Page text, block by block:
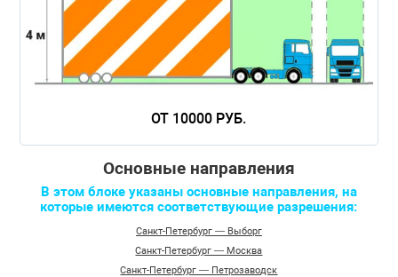
ОТ 10000 РУБ.
Основные направления
В этом блоке указаны основные направления, на
которые имеются соответствующие разрешения:
Санкт-Петербург — Выборг
Санкт-Петербург — Москва
Санкт-Петербург — Петрозаводск